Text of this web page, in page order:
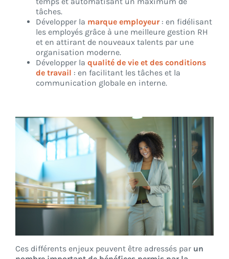
tâches.
Développer la marque employeur: en fidélisant
les employés grâce à une meilleure gestion RH
et en attirant de nouveaux talents par une
organisation moderne.
Développer la qualité de vie et des conditions
de travail : en facilitant les tâches et la
communication globale en interne.
Ces différents enjeux peuvent être adressés par un